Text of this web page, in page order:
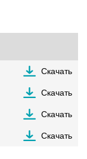
Скачать
Скачать
Скачать
Скачать